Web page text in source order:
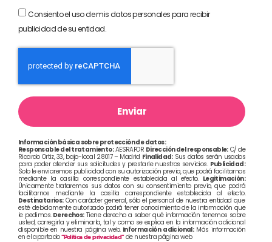
Consiento el uso de mis datos personales para recibir
publicidad de su entidad.
Enviar
Información básica sobre protección de datos:
Responsable del tratamiento:AESRAFOR Dirección del responsable:C/ de
Ricardo Ortiz, 33, bajo-local 28017 – Madrid Finalidad:Sus datos serán usados
para poder atender sus solicitudes y prestarle nuestros servicios. Publicidad:
Solo le enviaremos publicidad con su autorización previa, que podrá facilitarnos
mediante la casilla correspondiente establecida al efecto. Legitimación:
Únicamente trataremos sus datos con su consentimiento previo, que podrá
facilitarnos mediante la casilla correspondiente establecida al efecto.
Destinatarios:Con carácter general, sólo el personal de nuestra entidad que
esté debidamente autorizado podrá tener conocimiento de la información que
le pedimos.Derechos:Tiene derecho a saber qué información tenemos sobre
usted, corregirla y eliminarla, tal y como se explica en la información adicional
disponible en nuestra página web.Información adicional:Más información
en el apartado“Política de privacidad”de nuestra página web